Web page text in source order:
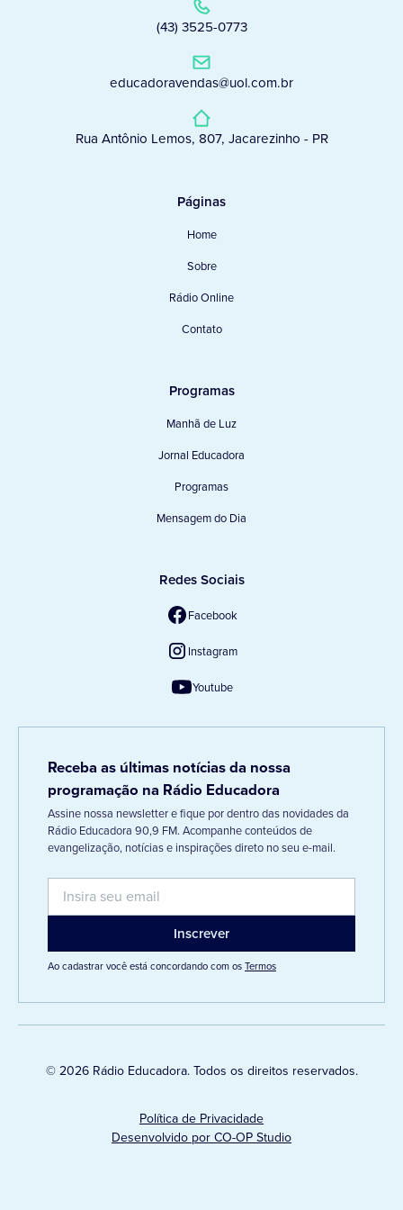
(43) 3525-0773
educadoravendas@uol.com.br
Rua Antônio Lemos, 807, Jacarezinho - PR
Páginas
Home
Sobre
Rádio Online
Contato
Programas
Manhã de Luz
Jornal Educadora
Programas
Mensagem do Dia
Redes Sociais
Facebook
Instagram
Youtube
Receba as últimas notícias da nossa
programação na Rádio Educadora
Assine nossa newsletter e fique por dentro das novidades da
Rádio Educadora 90,9 FM. Acompanhe conteúdos de
evangelização, notícias e inspirações direto no seu e-mail.
Ao cadastrar você está concordando com osTermos
© 2026 Rádio Educadora. Todos os direitos reservados.
Política de Privacidade
Desenvolvido por CO-OP Studio